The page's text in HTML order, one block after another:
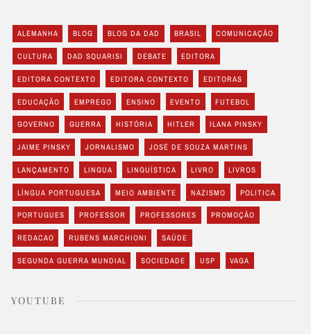
ALEMANHA BLOG BLOG DA DAD BRASIL COMUNICAÇÃO
CULTURA DAD SQUARISI DEBATE EDITORA
EDITORA CONTEXTO EDITORA CONTEXTO EDITORAS
EDUCAÇÃO EMPREGO ENSINO EVENTO FUTEBOL
GOVERNO GUERRA HISTÓRIA HITLER ILANA PINSKY
JAIME PINSKY JORNALISMO JOSÉ DE SOUZA MARTINS
LANÇAMENTO LINGUA LINGUÍSTICA LIVRO LIVROS
LÍNGUA PORTUGUESA MEIO AMBIENTE NAZISMO POLITICA
PORTUGUES PROFESSOR PROFESSORES PROMOÇÃO
REDACAO RUBENS MARCHIONI SAÚDE
SEGUNDA GUERRA MUNDIAL SOCIEDADE USP VAGA
YOUTUBE